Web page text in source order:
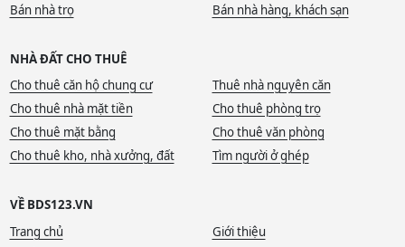
Bán nhà trọ
Bán nhà hàng, khách sạn
NHÀ ĐẤT CHO THUÊ
Cho thuê căn hộ chung cư
Thuê nhà nguyên căn
Cho thuê nhà mặt tiền
Cho thuê phòng trọ
Cho thuê mặt bằng
Cho thuê văn phòng
Cho thuê kho, nhà xưởng, đất
Tìm người ở ghép
VỀ BDS123.VN
Trang chủ
Giới thiệu